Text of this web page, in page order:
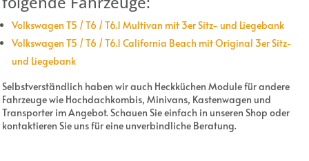
Volkswagen T5 / T6 / T6.1 Multivan mit 3er Sitz- und Liegebank
Volkswagen T5 / T6 / T6.1 California Beach mit Original 3er Sitz-
und Liegebank
Selbstverständlich haben wir auch Heckküchen Module für andere
Fahrzeuge wie Hochdachkombis, Minivans, Kastenwagen und
Transporter im Angebot. Schauen Sie einfach in unseren Shop oder
kontaktieren Sie uns für eine unverbindliche Beratung.